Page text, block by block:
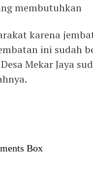
membutuhkan
karena
ini sudah
Mekar Jaya
Box